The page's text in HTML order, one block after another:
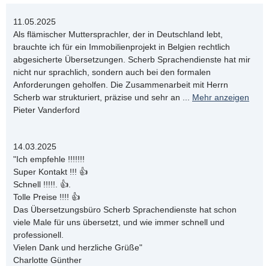
11.05.2025
Als flämischer Muttersprachler, der in Deutschland lebt,
brauchte ich für ein Immobilienprojekt in Belgien rechtlich
abgesicherte Übersetzungen. Scherb Sprachendienste hat mir
nicht nur sprachlich, sondern auch bei den formalen
Anforderungen geholfen. Die Zusammenarbeit mit Herrn
Scherb war strukturiert, präzise und sehr an ... Mehr anzeigen
Pieter Vanderford
14.03.2025
"Ich empfehle !!!!!!!
Super Kontakt !!! 👍
Schnell !!!!!. 👍.
Tolle Preise !!!! 👍
Das Übersetzungsbüro Scherb Sprachendienste hat schon
viele Male für uns übersetzt, und wie immer schnell und
professionell.
Vielen Dank und herzliche Grüße"
Charlotte Günther